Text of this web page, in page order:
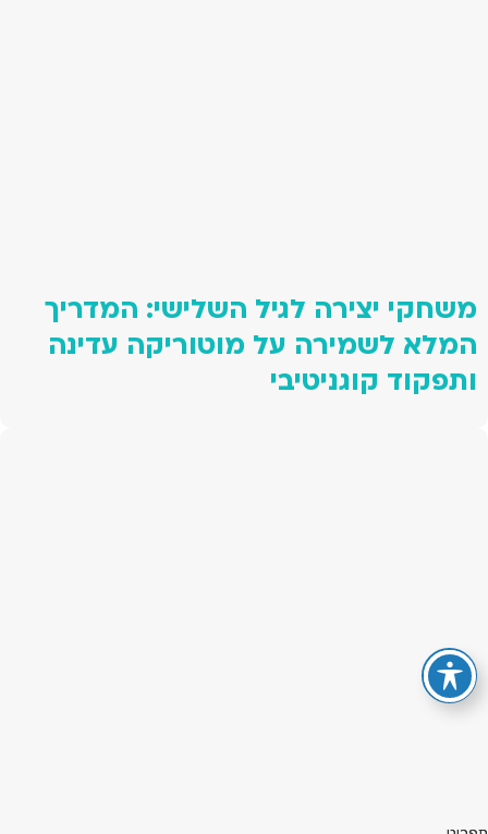
משחקי יצירה לגיל השלישי: המדריך
המלא לשמירה על מוטוריקה עדינה
ותפקוד קוגניטיבי